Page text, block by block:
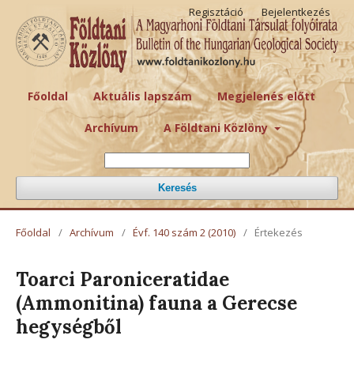
Főoldal Aktuális lapszám Megjelenés előtt
Archívum A Földtani Közlöny
Keresés
Regisztáció Bejelentkezés
Főoldal / Archívum / Évf. 140 szám 2 (2010) / Értekezés
Toarci Paroniceratidae
(Ammonitina) fauna a Gerecse
hegységből